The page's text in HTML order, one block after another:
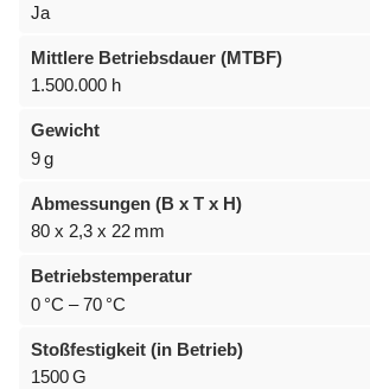
Ja
Mittlere Betriebsdauer (MTBF)
1.500.000 h
Gewicht
9 g
Abmessungen (B x T x H)
80 x 2,3 x 22 mm
Betriebstemperatur
0 °C – 70 °C
Stoßfestigkeit (in Betrieb)
1500 G